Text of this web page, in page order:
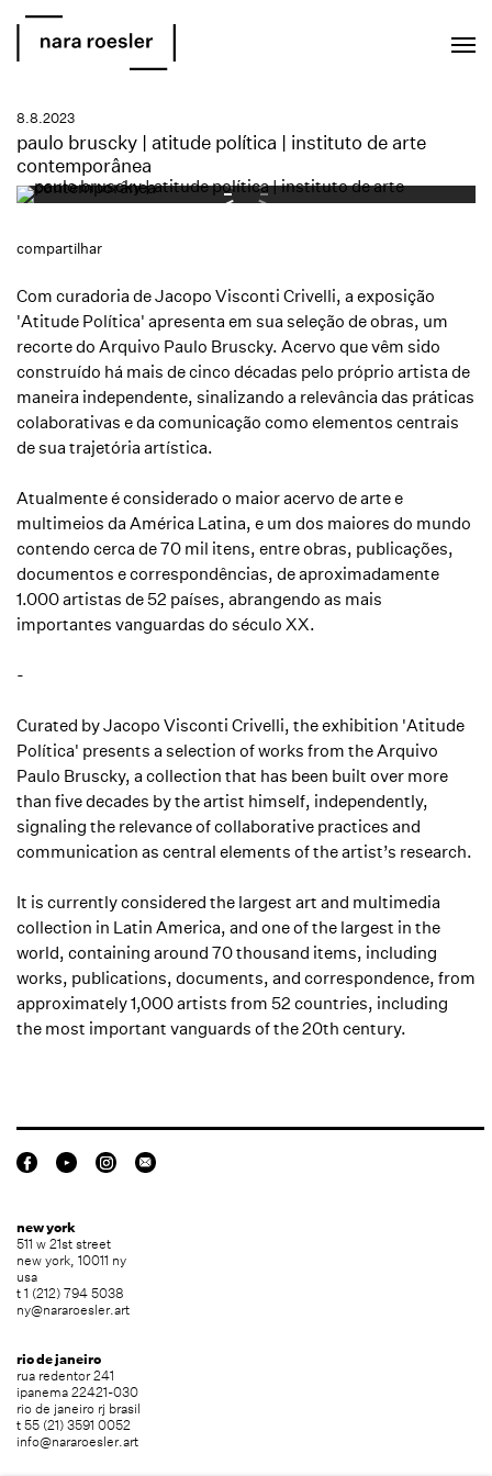
8.8.2023
paulo bruscky | atitude política | instituto de arte
contemporânea
compartilhar
Com curadoria de Jacopo Visconti Crivelli, a exposição
'Atitude Política' apresenta em sua seleção de obras, um
recorte do Arquivo Paulo Bruscky. Acervo que vêm sido
construído há mais de cinco décadas pelo próprio artista de
maneira independente, sinalizando a relevância das práticas
colaborativas e da comunicação como elementos centrais
de sua trajetória artística.
Atualmente é considerado o maior acervo de arte e
multimeios da América Latina, e um dos maiores do mundo
contendo cerca de 70 mil itens, entre obras, publicações,
documentos e correspondências, de aproximadamente
1.000 artistas de 52 países, abrangendo as mais
importantes vanguardas do século XX.
-
Curated by Jacopo Visconti Crivelli, the exhibition 'Atitude
Política' presents a selection of works from the Arquivo
Paulo Bruscky, a collection that has been built over more
than five decades by the artist himself, independently,
signaling the relevance of collaborative practices and
communication as central elements of the artist’s research.
It is currently considered the largest art and multimedia
collection in Latin America, and one of the largest in the
world, containing around 70 thousand items, including
works, publications, documents, and correspondence, from
approximately 1,000 artists from 52 countries, including
the most important vanguards of the 20th century.
new york
511 w 21st street
new york, 10011 ny
usa
t 1 (212) 794 5038
ny@nararoesler.art
rio de janeiro
rua redentor 241
ipanema 22421-030
rio de janeiro rj brasil
t 55 (21) 3591 0052
info@nararoesler.art